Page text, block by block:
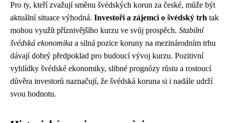
Pro ty, kteří zvažují směnu švédských korun za české, může být
aktuální situace výhodná. Investoři a zájemci o švédský trh tak
mohou využít příznivějšího kurzu ve svůj prospěch. Stabilní
švédská ekonomika a silná pozice koruny na mezinárodním trhu
dávají dobrý předpoklad pro budoucí vývoj kurzu. Pozitivní
vyhlídky švédské ekonomiky, slibné prognózy růstu a rostoucí
důvěra investorů naznačují, že švédská koruna si i nadále udrží
svou hodnotu.